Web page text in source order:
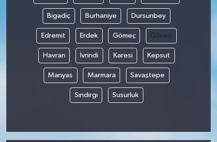
Bigadiç Burhaniye Dursunbey
Edremit Erdek Gömeç Gönen
Havran İvrindi Karesi Kepsut
Manyas Marmara Savaştepe
Sındırgı Susurluk